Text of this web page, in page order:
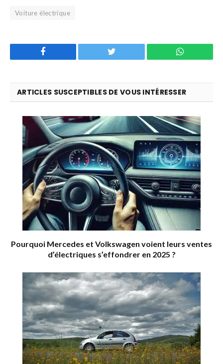
Voiture électrique
Twitter WhatsApp
ARTICLES SUSCEPTIBLES DE VOUS INTÉRESSER
Pourquoi Mercedes et Volkswagen voient leurs ventes
d’électriques s’effondrer en 2025 ?